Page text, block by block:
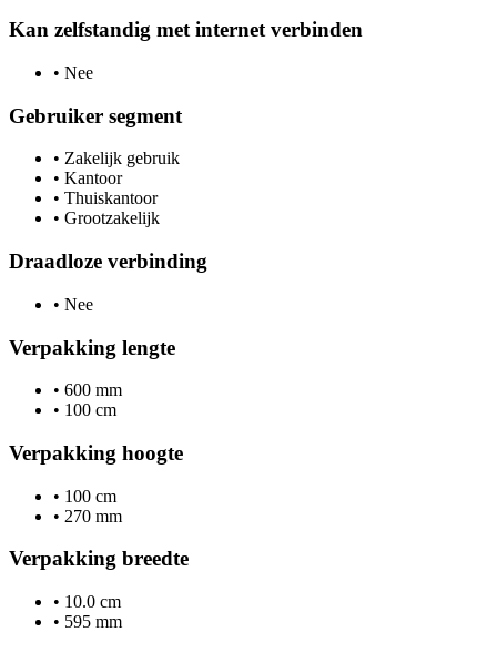
Kan zelfstandig met internet verbinden
• Nee
Gebruiker segment
• Zakelijk gebruik
• Kantoor
• Thuiskantoor
• Grootzakelijk
Draadloze verbinding
• Nee
Verpakking lengte
• 600 mm
• 100 cm
Verpakking hoogte
• 100 cm
• 270 mm
Verpakking breedte
• 10.0 cm
• 595 mm